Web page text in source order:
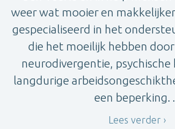
weer wat mooier en
gespecialiseerd in het
die het moeilijk hebben
neurodivergentie,
langdurige
een beperking.
Lees verder